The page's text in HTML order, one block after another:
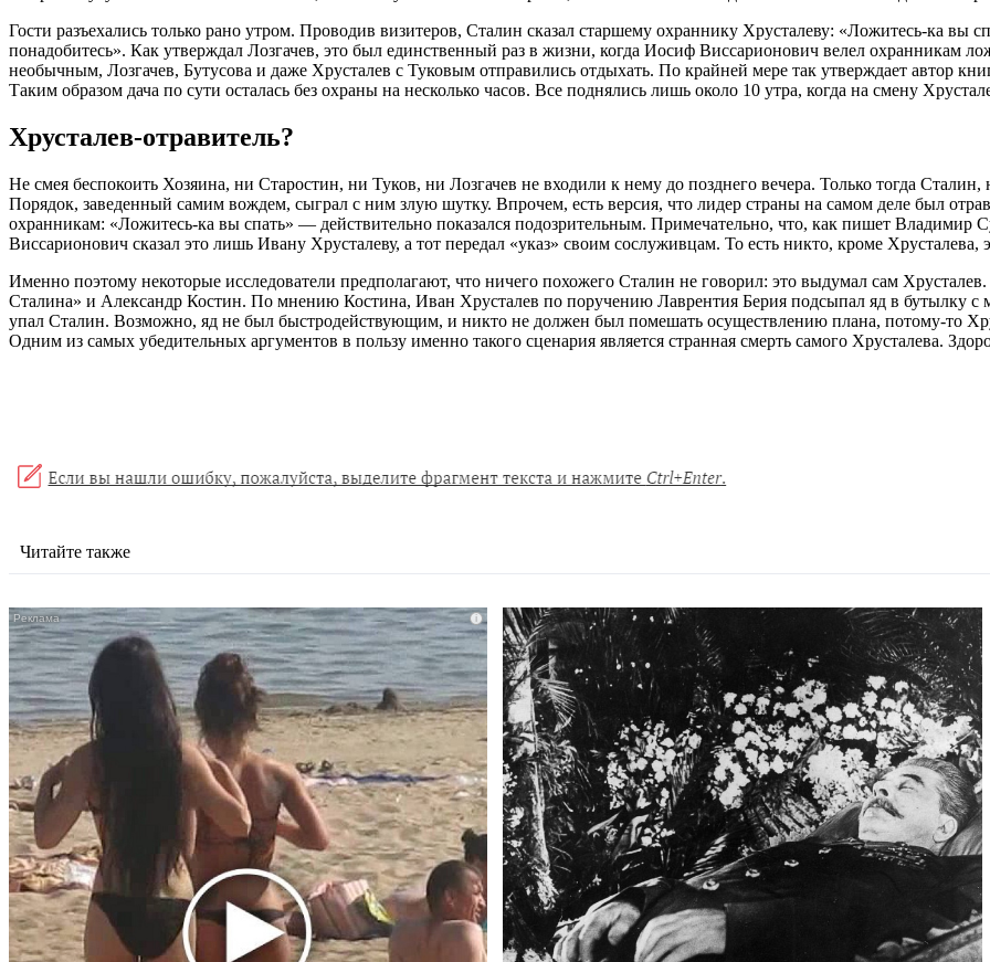
Гости разъехались только рано утром. Проводив визитеров, Сталин сказал старшему охраннику Хрусталеву: «Ложитесь-ка
понадобитесь». Как утверждал Лозгачев, это был единственный раз в жизни, когда Иосиф Виссарионович велел охранникам
необычным, Лозгачев, Бутусова и даже Хрусталев с Туковым отправились отдыхать. По крайней мере так утверждает автор
Таким образом дача по сути осталась без охраны на несколько часов. Все поднялись лишь около 10 утра, когда на смену
Хрусталев-отравитель?
Не смея беспокоить Хозяина, ни Старостин, ни Туков, ни Лозгачев не входили к нему до позднего вечера. Только тогда
Порядок, заведенный самим вождем, сыграл с ним злую шутку. Впрочем, есть версия, что лидер страны на самом деле был
охранникам: «Ложитесь-ка вы спать» — действительно показался подозрительным. Примечательно, что, как пишет Владимир
Виссарионович сказал это лишь Ивану Хрусталеву, а тот передал «указ» своим сослуживцам. То есть никто, кроме
Именно поэтому некоторые исследователи предполагают, что ничего похожего Сталин не говорил: это выдумал сам
Сталина» и Александр Костин. По мнению Костина, Иван Хрусталев по поручению Лаврентия Берия подсыпал яд в бутылку с
упал Сталин. Возможно, яд не был быстродействующим, и никто не должен был помешать осуществлению плана, потому-то
Одним из самых убедительных аргументов в пользу именно такого сценария является странная смерть самого Хрусталева.
Читайте также
i